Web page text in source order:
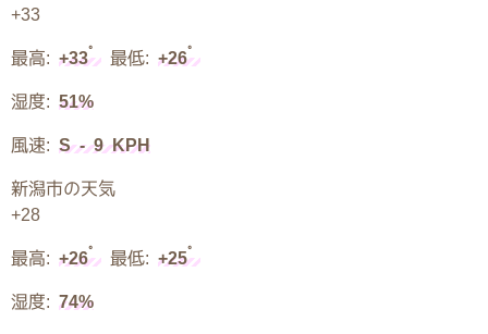
+33
最高: +33° 最低: +26°
湿度: 51%
風速: S - 9 KPH
新潟市の天気
+28
最高: +26° 最低: +25°
湿度: 74%